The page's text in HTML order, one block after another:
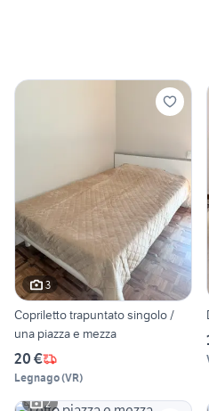
3
Copriletto trapuntato singolo /
una piazza e mezza
20 €
Legnago(VR)
2